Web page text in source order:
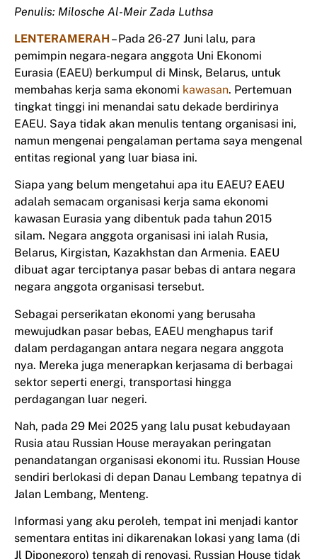
Penulis: Milosche Al-Meir Zada Luthsa
LENTERAMERAH – Pada 26-27 Juni lalu, para
pemimpin negara-negara anggota Uni Ekonomi
Eurasia (EAEU) berkumpul di Minsk, Belarus, untuk
membahas kerja sama ekonomi kawasan. Pertemuan
tingkat tinggi ini menandai satu dekade berdirinya
EAEU. Saya tidak akan menulis tentang organisasi ini,
namun mengenai pengalaman pertama saya mengenal
entitas regional yang luar biasa ini.
Siapa yang belum mengetahui apa itu EAEU? EAEU
adalah semacam organisasi kerja sama ekonomi
kawasan Eurasia yang dibentuk pada tahun 2015
silam. Negara anggota organisasi ini ialah Rusia,
Belarus, Kirgistan, Kazakhstan dan Armenia. EAEU
dibuat agar terciptanya pasar bebas di antara negara
negara anggota organisasi tersebut.
Sebagai perserikatan ekonomi yang berusaha
mewujudkan pasar bebas, EAEU menghapus tarif
dalam perdagangan antara negara negara anggota
nya. Mereka juga menerapkan kerjasama di berbagai
sektor seperti energi, transportasi hingga
perdagangan luar negeri.
Nah, pada 29 Mei 2025 yang lalu pusat kebudayaan
Rusia atau Russian House merayakan peringatan
penandatangan organisasi ekonomi itu. Russian House
sendiri berlokasi di depan Danau Lembang tepatnya di
Jalan Lembang, Menteng.
Informasi yang aku peroleh, tempat ini menjadi kantor
sementara entitas ini dikarenakan lokasi yang lama (di
Jl Diponegoro) tengah di renovasi. Russian House tidak